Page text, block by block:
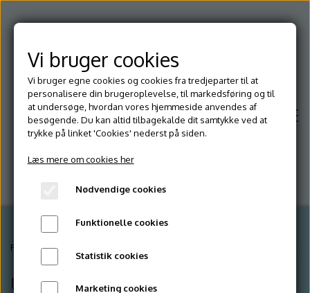
Hjem
Forside Hill's
Urinveje
Vi bruger cookies
Vi bruger egne cookies og cookies fra tredjeparter til at
personalisere din brugeroplevelse, til markedsføring og til
at undersøge, hvordan vores hjemmeside anvendes af
besøgende. Du kan altid tilbagekalde dit samtykke ved at
trykke på linket 'Cookies' nederst på siden.
Læs mere om cookies her
Nødvendige cookies
Funktionelle cookies
Statistik cookies
Marketing cookies